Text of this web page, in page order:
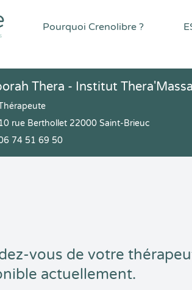
Pourquoi Crenolibre ?
Thera - Institut
10 rue Berthollet 22000 Saint-Brieuc
74 51 69 50
vous de votre
actuellement.